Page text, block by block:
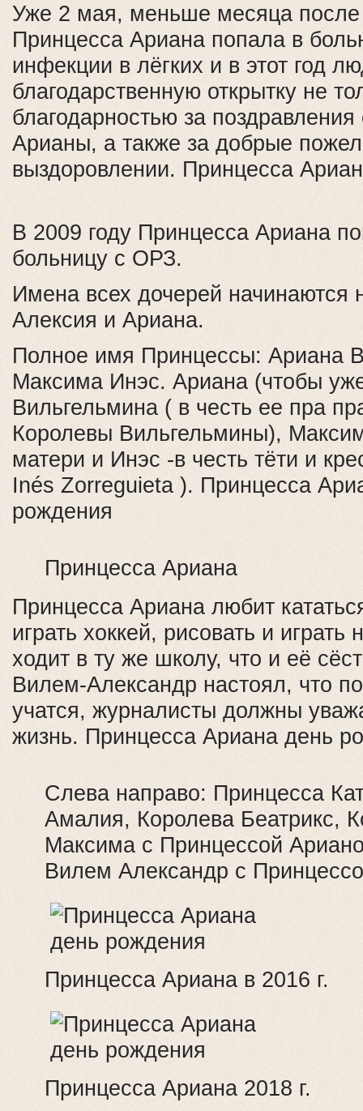
Уже 2 мая, меньше месяца
Принцесса Ариана попала в
инфекции в лёгких и в этот год
благодарственную открытку не
благодарностью за
Арианы, а также за добрые
выздоровлении. Принцесса
В 2009 году Принцесса Ариана
больницу с ОРЗ.
Имена всех дочерей
Алексия и Ариана.
Полное имя Принцессы: Ариана
Максима Инэс. Ариана (чтобы
Вильгельмина ( в честь ее пра
Королевы Вильгельмины),
матери и Инэс -в честь тёти и
Inés Zorreguieta ). Принцесса
рождения
Принцесса Ариана
Принцесса Ариана любит
играть хоккей, рисовать и
ходит в ту же школу, что и её
Вилем-Александр настоял, что
учатся, журналисты должны
жизнь. Принцесса Ариана день
Слева направо: Принцесса
Амалия, Королева Беатрикс,
Максима с Принцессой
Вилем Александр с
Принцесса Ариана в 2016 г.
Принцесса Ариана 2018 г.